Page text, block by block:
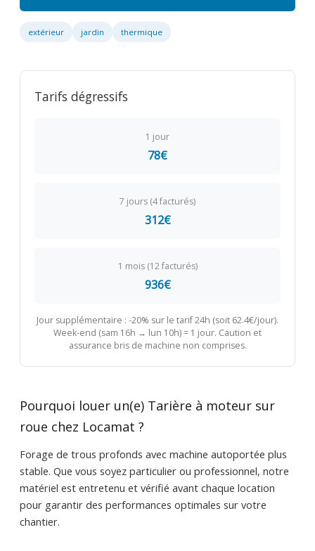
extérieur jardin thermique
Tarifs dégressifs
1 jour
78€
7 jours (4 facturés)
312€
1 mois (12 facturés)
936€
Jour supplémentaire : -20% sur le tarif 24h (soit 62.4€/jour).
Week-end (sam 16h → lun 10h) = 1 jour. Caution et
assurance bris de machine non comprises.
Pourquoi louer un(e) Tarière à moteur sur
roue chez Locamat ?
Forage de trous profonds avec machine autoportée plus
stable. Que vous soyez particulier ou professionnel, notre
matériel est entretenu et vérifié avant chaque location
pour garantir des performances optimales sur votre
chantier.